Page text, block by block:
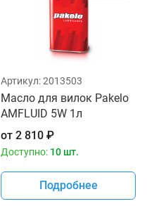
Артикул:2013503
Масло для вилок Pakelo
AMFLUID 5W 1л
от 2 810 ₽
Доступно: 10 шт.
Подробнее